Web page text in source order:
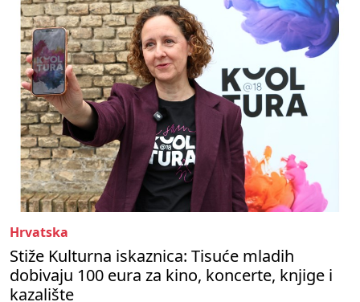
Hrvatska
Stiže Kulturna iskaznica: Tisuće mladih
dobivaju 100 eura za kino, koncerte, knjige i
kazalište